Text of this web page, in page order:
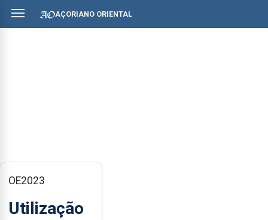
AÇORIANO ORIENTAL
OE2023
Utilização